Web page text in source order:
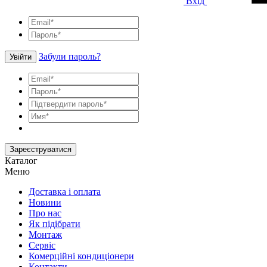
Увійти Забули пароль?
Зареєструватися
Каталог
Меню
Доставка і оплата
Новини
Про нас
Як підібрати
Монтаж
Сервіс
Комерційні кондиціонери